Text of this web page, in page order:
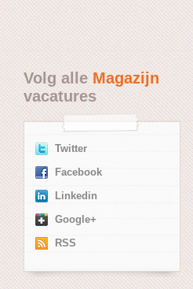
Volg alleMagazijn
vacatures
Twitter
Facebook
Linkedin
Google+
RSS